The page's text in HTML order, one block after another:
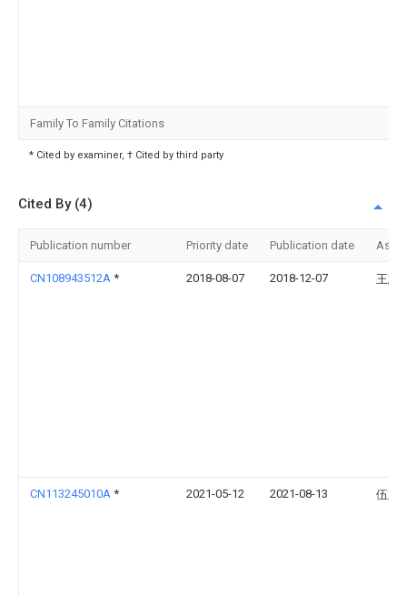
Family To Family Citations
* Cited by examiner, † Cited by third party
Cited By (4)
Publication number Priority date Publication date
CN108943512A * 2018-08-07 2018-12-07 王志
CN113245010A * 2021-05-12 2021-08-13 伍玉